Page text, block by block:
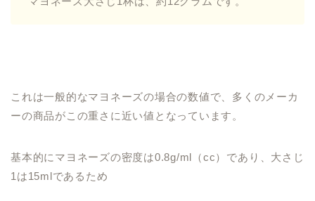
これは一般的なマヨネーズの場合の数値で、多くのメーカ
ーの商品がこの重さに近い値となっています。
基本的にマヨネーズの密度は0.8g/ml（cc）であり、大さじ
1は15mlであるため